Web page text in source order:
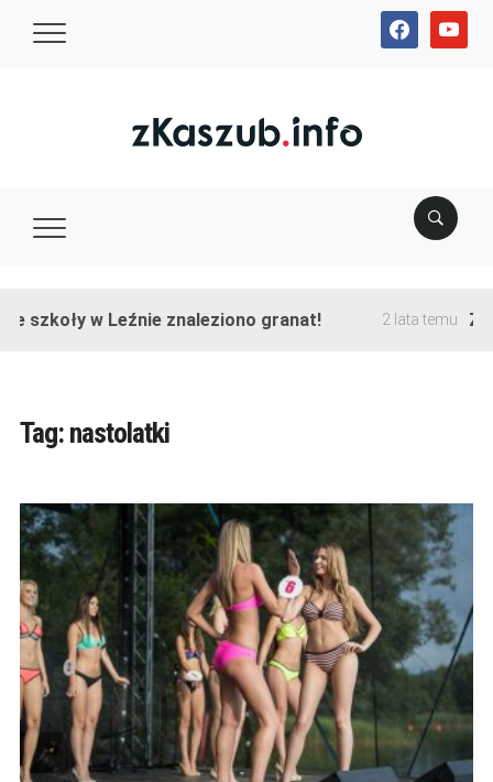
facebookyoutube
szkoły w Leźnie znaleziono granat! 2 lata temu
Tag: nastolatki